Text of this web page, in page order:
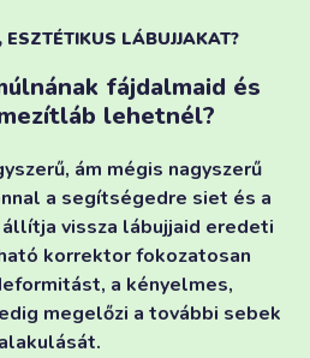
ESZTÉTIKUS LÁBUJJAKAT?
fájdalmaid és
lehetnél?
ám mégis nagyszerű
a segítségedre siet és a
vissza lábujjaid eredeti
korrektor fokozatosan
a kényelmes,
megelőzi a további sebek